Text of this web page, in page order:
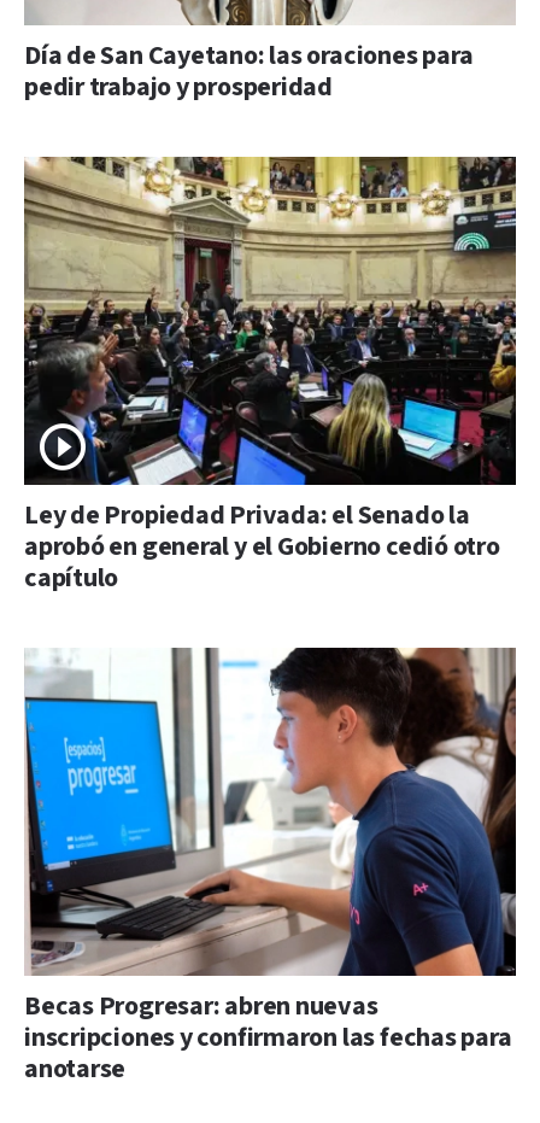
Día de San Cayetano: las oraciones para
pedir trabajo y prosperidad
Ley de Propiedad Privada: el Senado la
aprobó en general y el Gobierno cedió otro
capítulo
Becas Progresar: abren nuevas
inscripciones y confirmaron las fechas para
anotarse